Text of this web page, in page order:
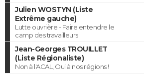
Julien WOSTYN (Liste
Extrême gauche)
Lutte ouvrière - Faire entendre le
camp des travailleurs
Jean-Georges TROUILLET
(Liste Régionaliste)
Non à l'ACAL, Oui à nos régions !